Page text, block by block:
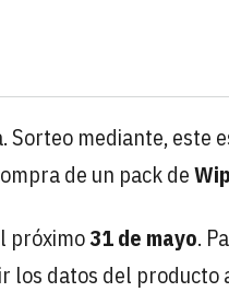
Sorteo mediante, este
de un pack de
próximo31 de mayo.
los datos del producto